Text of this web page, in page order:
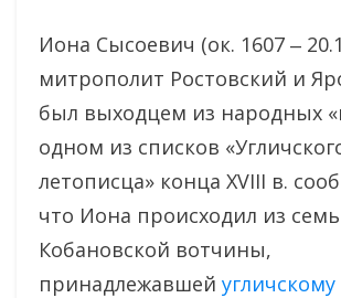
Иона Сысоевич (ок. 1607 ‒
митрополит Ростовский и
был выходцем из народных
одном из списков
летописца» конца XVIII в.
что Иона происходил из
Кобановской вотчины,
принадлежавшей угличскому